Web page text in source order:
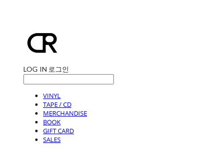
LOG IN 로그인
VINYL
TAPE / CD
MERCHANDISE
BOOK
GIFT CARD
SALES